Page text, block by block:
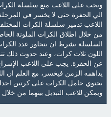
ويجب على اللاعب منع سلسلة
الي الحفرة حتى لا يخسر في
اللاعب تدمير سلسلة الكرات المختلفة
من خلال اطلاق الكرات الملونة
السلسلة بشرط ان يتجاور عدد
اللون ثلاث كرات، وعند حدوث ذلك
عن الحفرة. يجب على اللاعب
يداهمه الزمن فيخسر، مع العلم ان
يحتوي حامل الكرات على كرتين
ويمكن للاعب التبديل بينهما من خلال